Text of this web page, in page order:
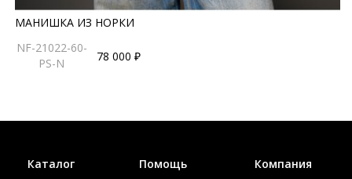
МАНИШКА ИЗ НОРКИ
NF-21022-60-
PS-N
78 000 ₽
Каталог
Помощь
Компания